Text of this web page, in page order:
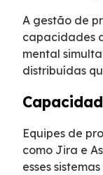
A gestão de
capacidades
mental
distribuídas
Equipes de
como Jira e
esses